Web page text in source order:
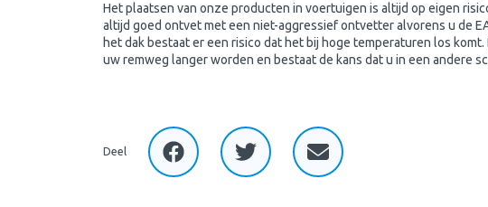
Het plaatsen van onze producten in voertuigen is altijd op eigen
altijd goed ontvet met een niet-aggressief ontvetter alvorens u de
het dak bestaat er een risico dat het bij hoge temperaturen los
uw remweg langer worden en bestaat de kans dat u in een andere
Deel